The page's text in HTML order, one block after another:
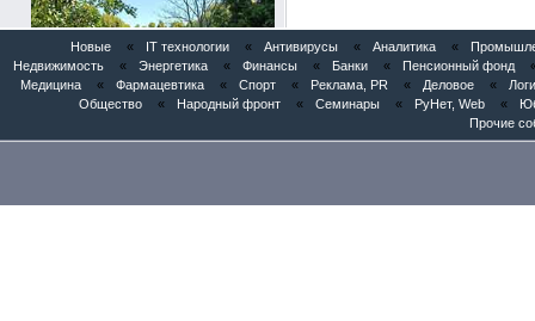
Новые « IT технологии « Антивирусы « Аналитика «
Недвижимость
« Энергетика « Финансы « Банки « Пенсионный фонд
Медицина
« Фармацевтика « Спорт « Реклама, PR « Деловое «
Общество
« Народный фронт « Семинары « РуНет, Web «
Прочие